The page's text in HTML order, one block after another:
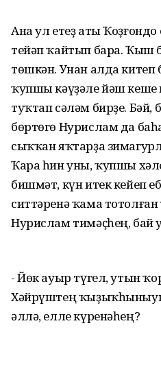
Ана ул етеҙ аты
тейәп ҡайтып бара.
төшкән. Унан алда
ҡупшы кәүҙәле йәш кеше
туҡтап сәләм бирҙе.
бөртөгө Нурислам да
сыҡҡан яҡтарҙа
Ҡара һин уны, ҡупшы
бишмәт, күн итек кейеп
ситтәренә ҡама
Нурислам тимәҫһең, бай
- Йөк ауыр түгел, утын
Хәйрүштең
әллә, елле күренәһең?